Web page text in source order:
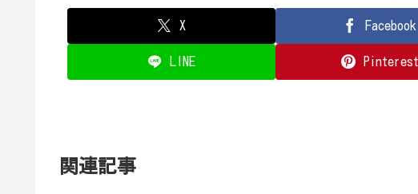
X Facebook
LINE Pinterest
関連記事